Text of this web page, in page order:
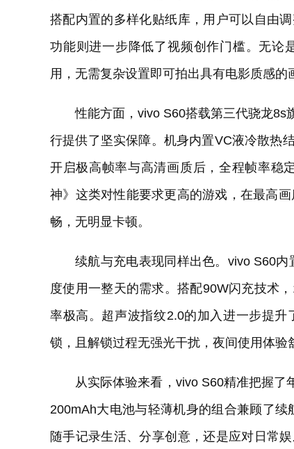
搭配内置的多样化贴纸库，用户可以自由
功能则进一步降低了视频创作门槛。无论
用，无需复杂设置即可拍出具有电影质感的
性能方面，vivo S60搭载第三代骁龙8s
行提供了坚实保障。机身内置VC液冷散热
开启极高帧率与高清画质后，全程帧率稳
神》这类对性能要求更高的游戏，在最高
畅，无明显卡顿。
续航与充电表现同样出色。vivo S60
度使用一整天的需求。搭配90W闪充技术
率极高。超声波指纹2.0的加入进一步提
锁，且解锁过程无强光干扰，夜间使用体验
从实际体验来看，vivo S60精准把握
200mAh大电池与轻薄机身的组合兼顾了
随手记录生活、分享创意，还是应对日常